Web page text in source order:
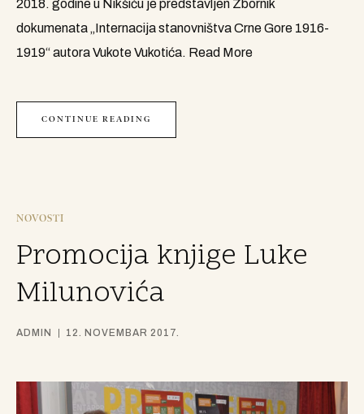
2018. godine u Nikšiću je predstavljen Zbornik
dokumenata „Internacija stanovništva Crne Gore 1916-
1919“ autora Vukote Vukotića. Read More
CONTINUE READING
NOVOSTI
Promocija knjige Luke
Milunovića
ADMIN 12. NOVEMBAR 2017.